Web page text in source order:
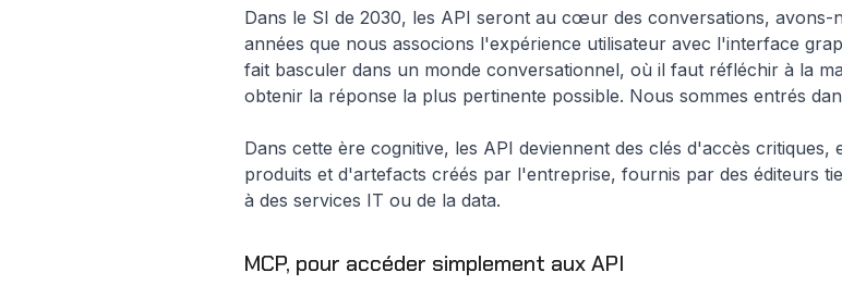
Dans le SI de 2030, les API seront au cœur des conversations, avons-
années que nous associons l'expérience utilisateur avec l'interface
fait basculer dans un monde conversationnel, où il faut réfléchir à la
obtenir la réponse la plus pertinente possible. Nous sommes entrés
Dans cette ère cognitive, les API deviennent des clés d'accès
produits et d'artefacts créés par l'entreprise, fournis par des éditeurs
à des services IT ou de la data.
MCP, pour accéder simplement aux API